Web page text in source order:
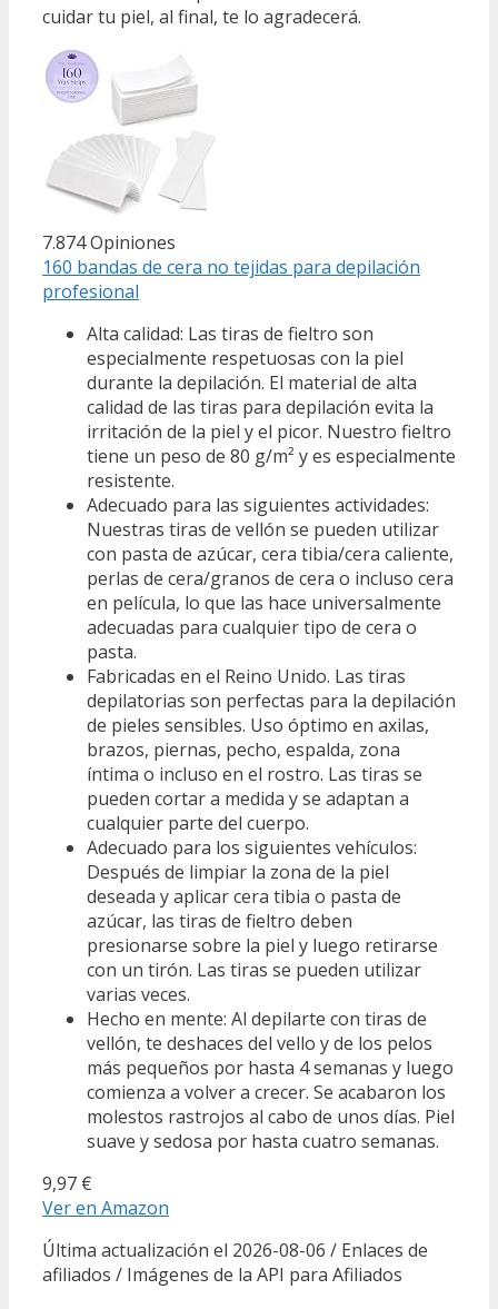
cuidar tu piel, al final, te lo agradecerá.
7.874 Opiniones
160 bandas de cera no tejidas para depilación
profesional
Alta calidad: Las tiras de fieltro son
especialmente respetuosas con la piel
durante la depilación. El material de alta
calidad de las tiras para depilación evita la
irritación de la piel y el picor. Nuestro fieltro
tiene un peso de 80 g/m² y es especialmente
resistente.
Adecuado para las siguientes actividades:
Nuestras tiras de vellón se pueden utilizar
con pasta de azúcar, cera tibia/cera caliente,
perlas de cera/granos de cera o incluso cera
en película, lo que las hace universalmente
adecuadas para cualquier tipo de cera o
pasta.
Fabricadas en el Reino Unido. Las tiras
depilatorias son perfectas para la depilación
de pieles sensibles. Uso óptimo en axilas,
brazos, piernas, pecho, espalda, zona
íntima o incluso en el rostro. Las tiras se
pueden cortar a medida y se adaptan a
cualquier parte del cuerpo.
Adecuado para los siguientes vehículos:
Después de limpiar la zona de la piel
deseada y aplicar cera tibia o pasta de
azúcar, las tiras de fieltro deben
presionarse sobre la piel y luego retirarse
con un tirón. Las tiras se pueden utilizar
varias veces.
Hecho en mente: Al depilarte con tiras de
vellón, te deshaces del vello y de los pelos
más pequeños por hasta 4 semanas y luego
comienza a volver a crecer. Se acabaron los
molestos rastrojos al cabo de unos días. Piel
suave y sedosa por hasta cuatro semanas.
9,97 €
Ver en Amazon
Última actualización el 2026-08-06 / Enlaces de
afiliados / Imágenes de la API para Afiliados